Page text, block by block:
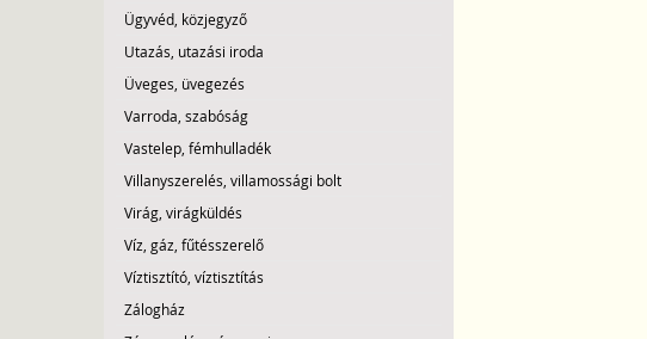
Ügyvéd, közjegyző
Utazás, utazási iroda
Üveges, üvegezés
Varroda, szabóság
Vastelep, fémhulladék
Villanyszerelés, villamossági bolt
Virág, virágküldés
Víz, gáz, fűtésszerelő
Víztisztító, víztisztítás
Zálogház